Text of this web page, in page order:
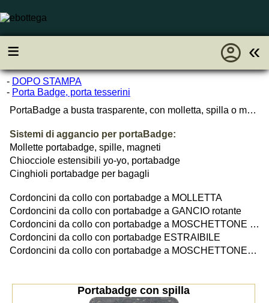
≡ «
account_circle
- DOPO STAMPA
- Porta Badge, porta tesserini
PortaBadge a busta trasparente, con molletta, spilla o magnete
Sistemi di aggancio per portaBadge:
Mollette portabadge, spille, magneti
Chiocciole estensibili yo-yo, portabadge
Cinghioli portabadge per bagagli
Cordoncini da collo con portabadge a MOLLETTA
Cordoncini da collo con portabadge a GANCIO rotante
Cordoncini da collo con portabadge a MOSCHETTONE OVALE rotante
Cordoncini da collo con portabadge ESTRAIBILE
Cordoncini da collo con portabadge a MOSCHETTONE+ANELLO, ANTISOFFOCAMENTO
Portabadge con spilla